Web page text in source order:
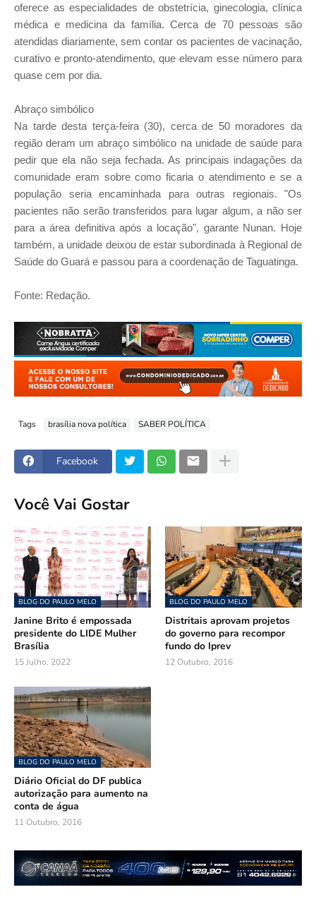
oferece as especialidades de obstetrícia, ginecologia, clínica
médica e medicina da família. Cerca de 70 pessoas são
atendidas diariamente, sem contar os pacientes de vacinação,
curativo e pronto-atendimento, que elevam esse número para
quase cem por dia.
Abraço simbólico
Na tarde desta terça-feira (30), cerca de 50 moradores da
região deram um abraço simbólico na unidade de saúde para
pedir que ela não seja fechada. As principais indagações da
comunidade eram sobre como ficaria o atendimento e se a
população seria encaminhada para outras regionais. "Os
pacientes não serão transferidos para lugar algum, a não ser
para a área definitiva após a locação", garante Nunan. Hoje
também, a unidade deixou de estar subordinada à Regional de
Saúde do Guará e passou para a coordenação de Taguatinga.
Fonte: Redação.
Tags brasília nova política SABER POLÍTICA
Facebook
Você Vai Gostar
BLOG DO PAULO MELO
Janine Brito é empossada
presidente do LIDE Mulher
Brasília
15 Julho, 2022
BLOG DO PAULO MELO
Distritais aprovam projetos
do governo para recompor
fundo do Iprev
12 Outubro, 2016
BLOG DO PAULO MELO
Diário Oficial do DF publica
autorização para aumento na
conta de água
11 Outubro, 2016